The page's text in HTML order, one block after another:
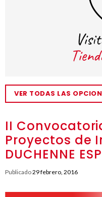
II
Proyectos de
DUCHENNE
Publicado29 febrero, 2016
VER TODAS LAS